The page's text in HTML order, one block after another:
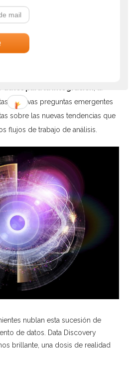
de inteligencia de negocios
más ágiles, e iterativos para
de negocio. Llevan a cabo
a nuevas preguntas emergentes
sobre las nuevas tendencias que
flujos de trabajo de análisis.
nublan esta sucesión de
de datos. Data Discovery
brillante, una dosis de realidad